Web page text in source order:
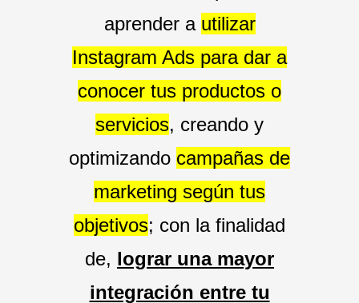
aprender a utilizar
Instagram Ads para dar a
conocer tus productos o
servicios, creando y
optimizando campañas de
marketing según tus
objetivos; con la finalidad
de, lograr una mayor
integración entre tu